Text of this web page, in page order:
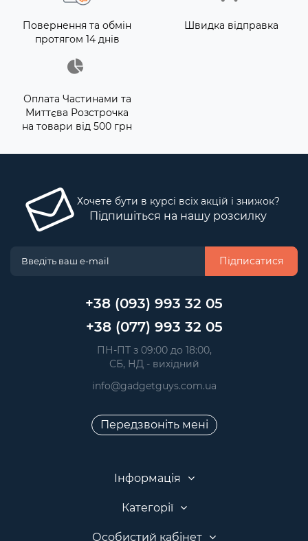
Повернення та обмін
протягом 14 днів
Швидка відправка
Оплата Частинами та
Миттєва Розстрочка
на товари від 500 грн
Хочете бути в курсі всіх акцій і знижок?
Підпишіться на нашу розсилку
Підписатися
+38 (093) 993 32 05
+38 (077) 993 32 05
ПН-ПТ з 09:00 до 18:00,
СБ, НД - вихідний
info@gadgetguys.com.ua
Передзвоніть мені
Інформація
Категорії
Особистий кабінет